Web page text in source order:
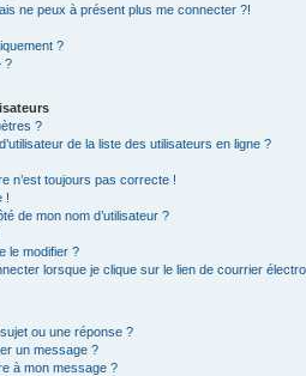
ne peux à présent plus me connecter ?!
?
?
?
de la liste des utilisateurs en ligne ?
n’est toujours pas correcte !
!
de mon nom d’utilisateur ?
le modifier ?
lorsque je clique sur le lien de courrier
ou une réponse ?
un message ?
à mon message ?